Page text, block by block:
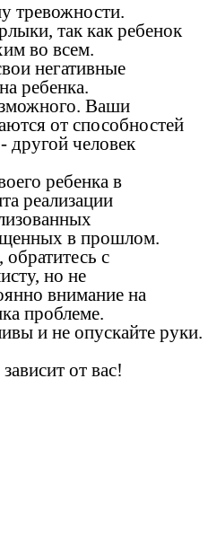
тревожности.
так как ребенок
во всем.
негативные
ребенка.
Ваши
от способностей
другой человек
ребенка в
реализации
в прошлом.
с
но не
внимание на
проблеме.
и не опускайте руки.
от вас!